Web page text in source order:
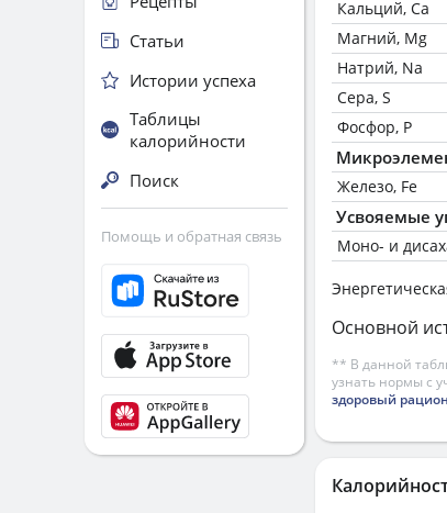
Кальций, Ca
Магний, Mg
Натрий, Na
Сера, S
Фосфор, P
Железо, Fe
Усвояемые
Моно- и
Основной
** В данной
узнать нормы с
здоровый
Статьи
Истории успеха
Таблицы
калорийности
Поиск
Помощь и обратная связь